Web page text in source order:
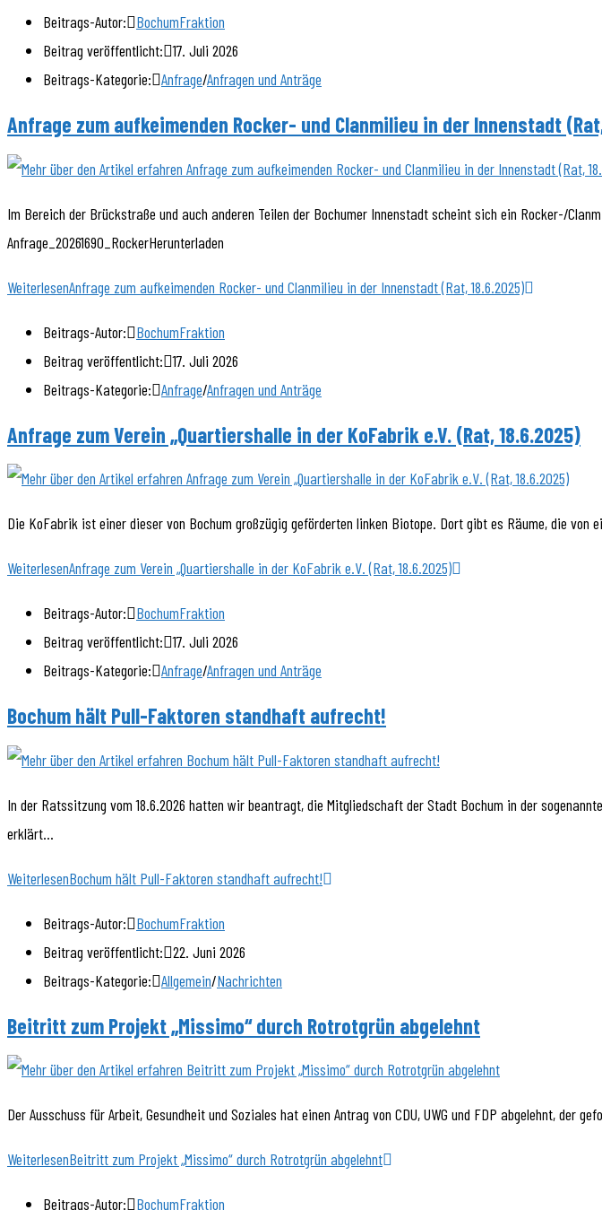
Beitrags-Autor: BochumFraktion
Beitrag veröffentlicht: 17. Juli 2026
Beitrags-Kategorie: Anfrage/Anfragen und Anträge
Anfrage zum aufkeimenden Rocker- und Clanmilieu in der Innenstadt
Im Bereich der Brückstraße und auch anderen Teilen der Bochumer Innenstadt scheint sich ein Rocker-/
Anfrage_20261690_RockerHerunterladen
WeiterlesenAnfrage zum aufkeimenden Rocker- und Clanmilieu in der Innenstadt (Rat, 18.6.2025)
Beitrags-Autor: BochumFraktion
Beitrag veröffentlicht: 17. Juli 2026
Beitrags-Kategorie: Anfrage/Anfragen und Anträge
Anfrage zum Verein „Quartiershalle in der KoFabrik e.V. (Rat, 18.6.2025)
Die KoFabrik ist einer dieser von Bochum großzügig geförderten linken Biotope. Dort gibt es Räume, die
WeiterlesenAnfrage zum Verein „Quartiershalle in der KoFabrik e.V. (Rat, 18.6.2025)
Beitrags-Autor: BochumFraktion
Beitrag veröffentlicht: 17. Juli 2026
Beitrags-Kategorie: Anfrage/Anfragen und Anträge
Bochum hält Pull-Faktoren standhaft aufrecht!
In der Ratssitzung vom 18.6.2026 hatten wir beantragt, die Mitgliedschaft der Stadt Bochum in der
erklärt…
WeiterlesenBochum hält Pull-Faktoren standhaft aufrecht!
Beitrags-Autor: BochumFraktion
Beitrag veröffentlicht: 22. Juni 2026
Beitrags-Kategorie: Allgemein/Nachrichten
Beitritt zum Projekt „Missimo“ durch Rotrotgrün abgelehnt
Der Ausschuss für Arbeit, Gesundheit und Soziales hat einen Antrag von CDU, UWG und FDP abgelehnt,
WeiterlesenBeitritt zum Projekt „Missimo“ durch Rotrotgrün abgelehnt
Beitrags-Autor: BochumFraktion